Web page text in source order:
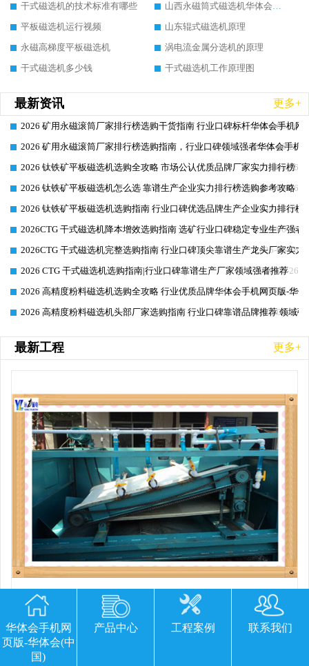
干式磁选机的技术标准有哪些
山西永磁筒式磁选机华体会手机网页版-华体会(中国)
平板磁选机运行视频
山东辊式磁选机原理
永磁高梯度平板磁选机
涡电流金属分选机的原理
干式磁选机多少钱
干式磁选机工作原理图
最新资讯 更多+
2026-06-26
2026 矿用永磁滚筒厂家排行榜选购干货指南 行业口碑标杆华体会手机网
2026-06-26
2026 矿用永磁滚筒厂家排行榜选购指南，行业口碑领域强者华体会手机
2026-06-26
2026 钛铁矿平板磁选机选购全攻略 市场公认优质品牌厂家实力排行榜
2026-06-26
2026 钛铁矿平板磁选机怎么选 靠谱生产企业实力排行榜选购参考攻略
2026-06-26
2026 钛铁矿平板磁选机选购指南 行业口碑优选品牌生产企业实力排行榜
2026-06-26
2026CTG 干式磁选机降本增效选购指南 选矿行业口碑稳定专业生产强者
2026-06-26
2026CTG 干式磁选机完整选购指南 行业口碑顶尖靠谱生产龙头厂家实力
2026-06-26
2026 CTG 干式磁选机选购指南|行业口碑靠谱生产厂家领域强者推荐
2026-06-26
2026 高精度粉料磁选机选购全攻略 行业优质品牌华体会手机网页版-华
2026-06-26
2026 高精度粉料磁选机头部厂家选购指南 行业口碑靠谱品牌推荐 领域
最新工程 更多+
平板磁选机胶带那里有
华体会手机网
页版-华体会(中
国)
产品中心 工程案例 联系我们